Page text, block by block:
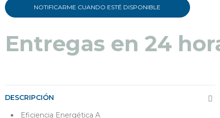
NOTIFICARME CUANDO ESTÉ DISPONIBLE
Entregas en 24
DESCRIPCIÓN
Eficiencia Energética A